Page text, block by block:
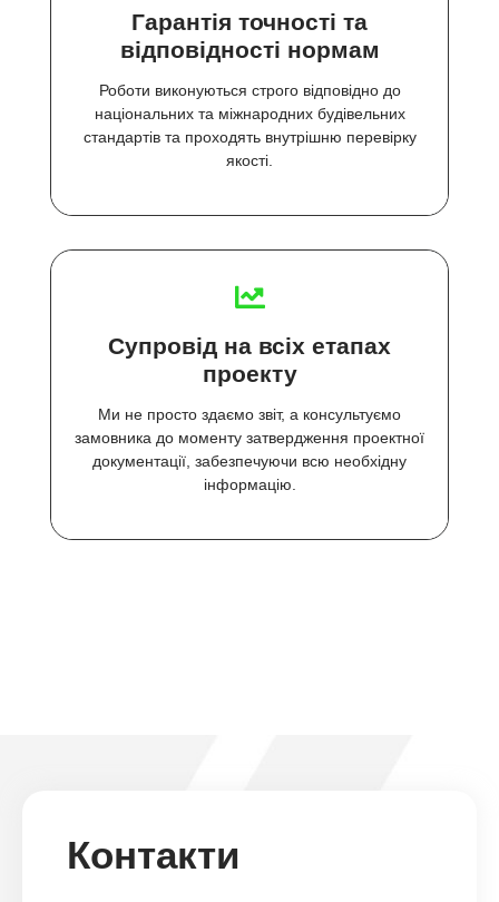
Гарантія точності та
відповідності нормам
Роботи виконуються строго відповідно до
національних та міжнародних будівельних
стандартів та проходять внутрішню перевірку
якості.
Супровід на всіх етапах
проекту
Ми не просто здаємо звіт, а консультуємо
замовника до моменту затвердження проектної
документації, забезпечуючи всю необхідну
інформацію.
Контакти